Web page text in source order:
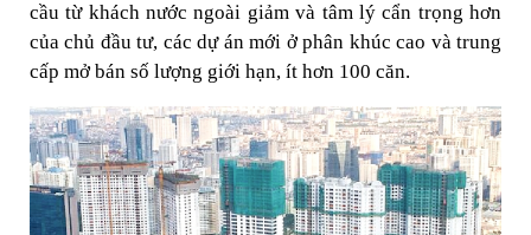
cầu từ khách nước ngoài giảm và tâm lý cẩn trọng hơn
của chủ đầu tư, các dự án mới ở phân khúc cao và trung
cấp mở bán số lượng giới hạn, ít hơn 100 căn.